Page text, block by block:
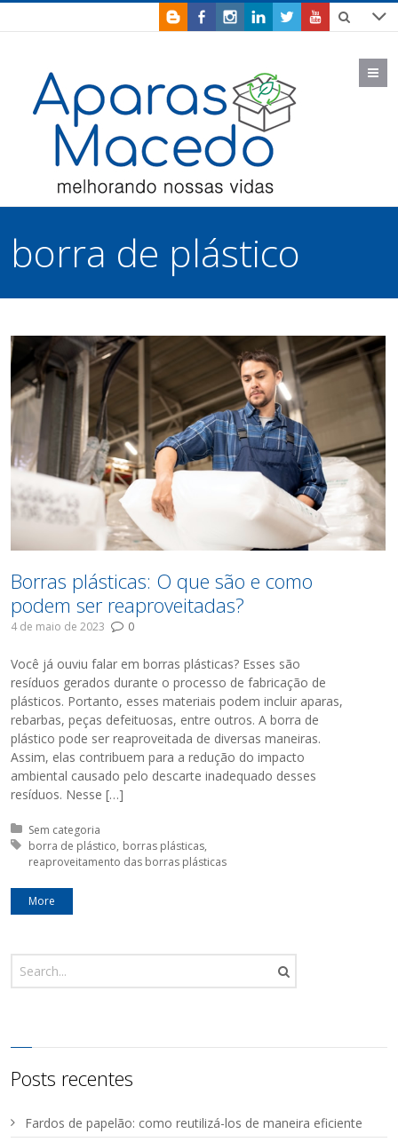
borra de plástico
Borras plásticas: O que são e como
podem ser reaproveitadas?
4 de maio de 2023 0
Você já ouviu falar em borras plásticas? Esses são
resíduos gerados durante o processo de fabricação de
plásticos. Portanto, esses materiais podem incluir aparas,
rebarbas, peças defeituosas, entre outros. A borra de
plástico pode ser reaproveitada de diversas maneiras.
Assim, elas contribuem para a redução do impacto
ambiental causado pelo descarte inadequado desses
resíduos. Nesse […]
Posted in:
Sem categoria
Tagged with:
borra de plástico borras plásticas
reaproveitamento das borras plásticas
More
Posts recentes
Fardos de papelão: como reutilizá-los de maneira eficiente